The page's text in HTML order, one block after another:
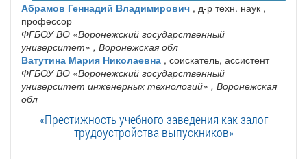
Абрамов Геннадий Владимирович , д-р техн. наук ,
профессор
ФГБОУ ВО «Воронежский государственный
университет» , Воронежская обл
Ватутина Мария Николаевна , соискатель, ассистент
ФГБОУ ВО «Воронежский государственный
университет инженерных технологий» , Воронежская
обл
«Престижность учебного заведения как залог
трудоустройства выпускников»